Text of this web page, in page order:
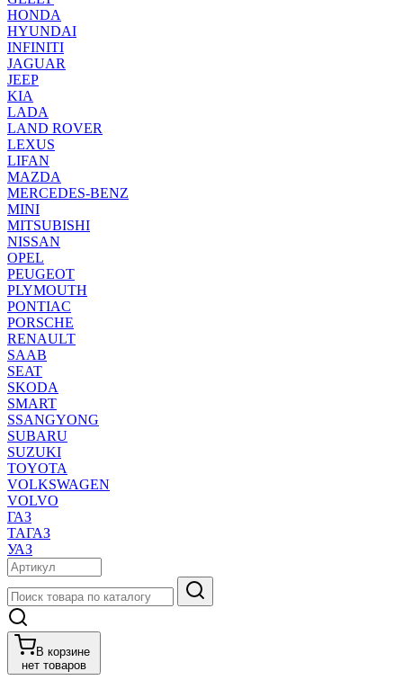
HONDA
HYUNDAI
INFINITI
JAGUAR
JEEP
KIA
LADA
LAND ROVER
LEXUS
LIFAN
MAZDA
MERCEDES-BENZ
MINI
MITSUBISHI
NISSAN
OPEL
PEUGEOT
PLYMOUTH
PONTIAC
PORSCHE
RENAULT
SAAB
SEAT
SKODA
SMART
SSANGYONG
SUBARU
SUZUKI
TOYOTA
VOLKSWAGEN
VOLVO
ГАЗ
ТАГАЗ
УАЗ
В корзине
нет товаров